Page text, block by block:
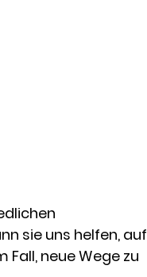
sie uns helfen, auf
neue Wege zu